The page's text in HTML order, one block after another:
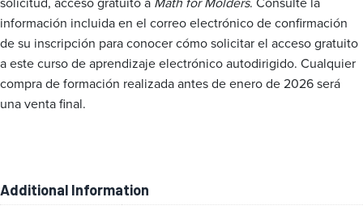
información incluida en el correo electrónico de confirmación
de su inscripción para conocer cómo solicitar el acceso gratuito
a este curso de aprendizaje electrónico autodirigido. Cualquier
compra de formación realizada antes de enero de 2026 será
una venta final.
Additional Information